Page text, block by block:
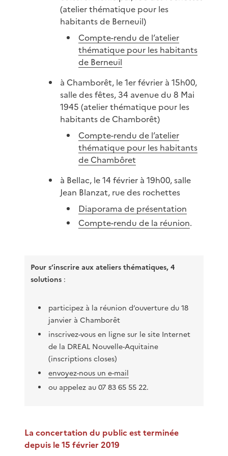
(atelier thématique pour les
habitants de Berneuil)
Compte-rendu de l’atelier
thématique pour les habitants
de Berneuil
à Chamborêt, le 1er février à 15h00,
salle des fêtes, 34 avenue du 8 Mai
1945 (atelier thématique pour les
habitants de Chamborêt)
Compte-rendu de l’atelier
thématique pour les habitants
de Chambôret
à Bellac, le 14 février à 19h00, salle
Jean Blanzat, rue des rochettes
Diaporama de présentation
Compte-rendu de la réunion.
Pour s’inscrire aux ateliers thématiques, 4
solutions :
participez à la réunion d’ouverture du 18
janvier à Chamborêt
inscrivez-vous en ligne sur le site Internet
de la DREAL Nouvelle-Aquitaine
(inscriptions closes)
envoyez-nous un e-mail
ou appelez au 07 83 65 55 22.
La concertation du public est terminée
depuis le 15 février 2019